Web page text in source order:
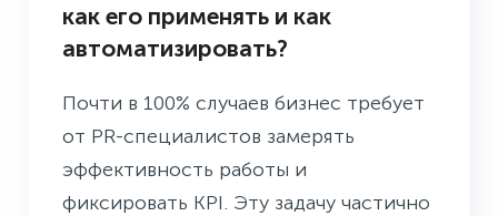
как его применять и как
автоматизировать?
Почти в 100% случаев бизнес требует
от PR-специалистов замерять
эффективность работы и
фиксировать KPI. Эту задачу частично